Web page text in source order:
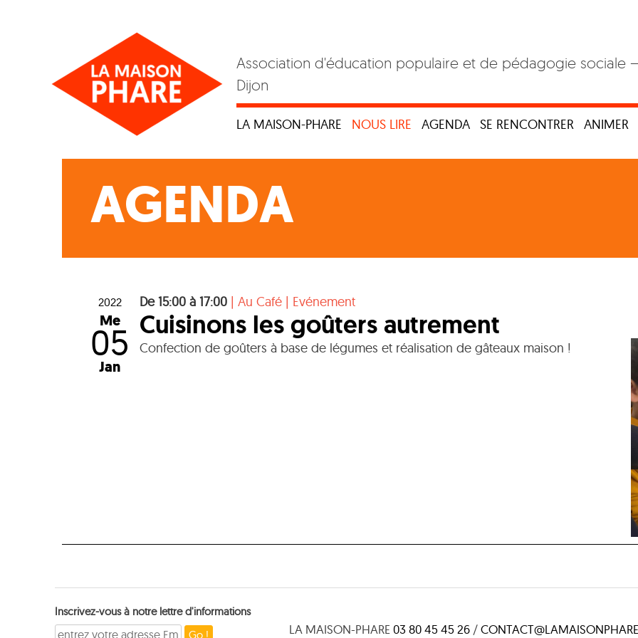
Association d'éducation populaire et de pédagogie sociale
Dijon
LA MAISON-PHARE NOUS LIRE AGENDA SE RENCONTRER ANIMER
AGENDA
2022
Me
05
Jan
De 15:00 à 17:00 | Au Café | Evénement
Cuisinons les goûters autrement
Confection de goûters à base de légumes et réalisation de gâteaux maison !
Inscrivez-vous à notre lettre d'informations
LA MAISON-PHARE03 80 45 45 26 /